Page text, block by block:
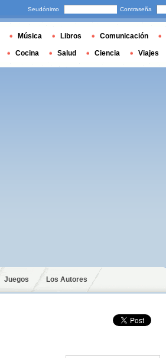
Juegos Los Autores
Seudónimo Contraseña
Música Libros Comunicación
Cocina Salud Ciencia Viajes